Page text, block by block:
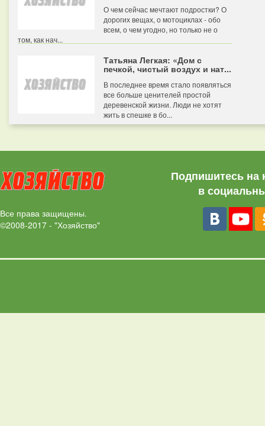
О чем сейчас мечтают подростки? О
дорогих вещах, о мотоциклах - обо
всем, о чем угодно, но только не о
том, как нач...
Татьяна Легкая: «Дом с
печкой, чистый воздух и нат...
В последнее время стало появляться
все больше ценителей простой
деревенской жизни. Люди не хотят
жить в спешке в бо...
Все права защищены.
©2008-2017 - "Хозяйство"
Подпишитесь на
в